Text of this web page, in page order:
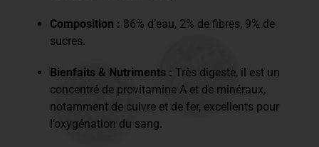
Composition : 86% d’eau, 2% de fibres, 9% de
sucres.
Bienfaits & Nutriments : Très digeste, il est un
concentré de provitamine A et de minéraux,
notamment de cuivre et de fer, excellents pour
l’oxygénation du sang.